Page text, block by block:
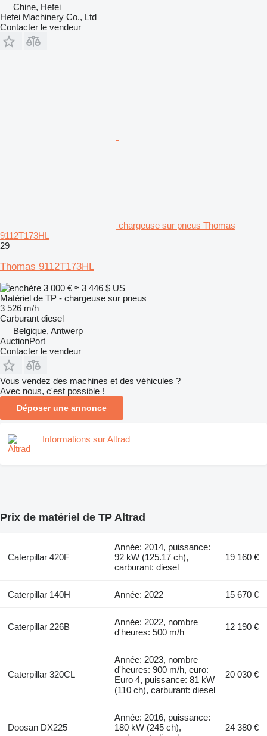
Chine, Hefei
Hefei Machinery Co., Ltd
Contacter le vendeur
chargeuse sur pneus Thomas
9112T173HL
29
Thomas 9112T173HL
3 000 € ≈ 3 446 $ US
Matériel de TP - chargeuse sur pneus
3 526 m/h
Carburant diesel
Belgique, Antwerp
AuctionPort
Contacter le vendeur
Vous vendez des machines et des véhicules ?
Avec nous, c'est possible !
Déposer une annonce
Informations sur Altrad
Prix de matériel de TP Altrad
Caterpillar 420F
Année: 2014, puissance:
92 kW (125.17 ch),
carburant: diesel
19 160 €
Caterpillar 140H Année: 2022 15 670 €
Caterpillar 226B
Année: 2022, nombre
d'heures: 500 m/h
12 190 €
Caterpillar 320CL
Année: 2023, nombre
d'heures: 900 m/h, euro:
Euro 4, puissance: 81 kW
(110 ch), carburant: diesel
20 030 €
Doosan DX225
Année: 2016, puissance:
180 kW (245 ch),
24 380 €